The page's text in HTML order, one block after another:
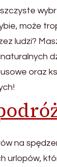
może
ludzi?
oraz
na
urlopów,